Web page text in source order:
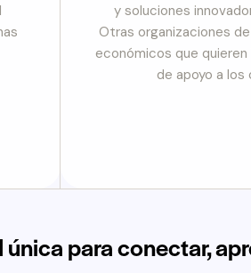
y soluciones
Otras organizaciones
económicos que
de apoyo a los
única para conectar,